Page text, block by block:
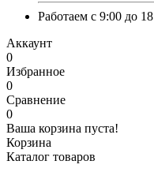
Работаем с 9:00 до
Аккаунт
0
Избранное
0
Сравнение
0
Ваша корзина пуста!
Корзина
Каталог товаров